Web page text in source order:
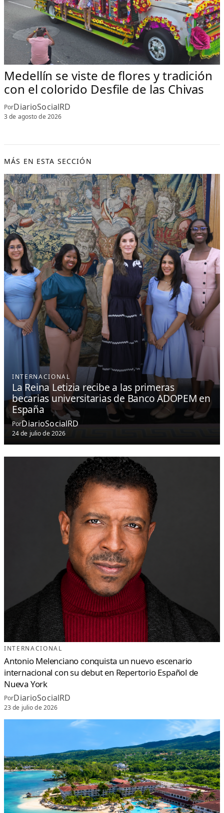
Medellín se viste de flores y tradición
con el colorido Desfile de las Chivas
PorDiarioSocialRD
3 de agosto de 2026
MÁS EN ESTA SECCIÓN
INTERNACIONAL
La Reina Letizia recibe a las primeras
becarias universitarias de Banco ADOPEM en
España
PorDiarioSocialRD
24 de julio de 2026
INTERNACIONAL
Antonio Melenciano conquista un nuevo escenario
internacional con su debut en Repertorio Español de
Nueva York
PorDiarioSocialRD
23 de julio de 2026